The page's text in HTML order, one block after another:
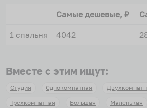
Самые дешевые, ₽
1 спальня 4042
Вместе с этим ищут:
Студия Однокомнатная
Трехкомнатная
Большая Маленькая